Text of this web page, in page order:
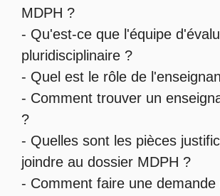
MDPH ?
- Qu'est-ce que l'équipe
pluridisciplinaire ?
- Quel est le rôle de
- Comment trouver un
?
- Quelles sont les pièces
joindre au dossier MDPH ?
- Comment faire une demande